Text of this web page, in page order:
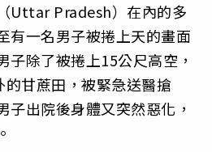
Uttar Pradesh）在內的多
有一名男子被捲上天的畫面
子除了被捲上15公尺高空，
甘蔗田，被緊急送醫搶
子出院後身體又突然惡化，